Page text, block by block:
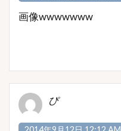
画像wwwwwww
ぴ